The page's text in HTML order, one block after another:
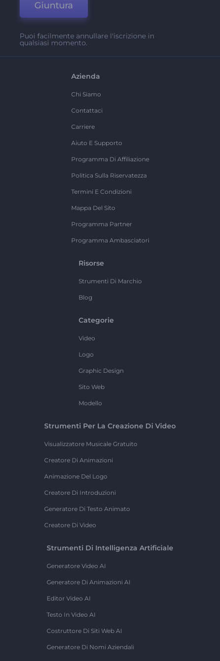
Giuntura
Puoi facilmente annullare l'iscrizione in
qualsiasi momento.
Azienda
Chi Siamo
Contattaci
Carriere
Aiuto E Supporto
Programma Di Affiliazione
Politica Sulla Riservatezza
Termini E Condizioni
Mappa Del Sito
Programma Partner
Programma Ambasciatori
Risorse
Strumenti Di Marchio
Blog
Categorie
Video
Logo
Graphic Design
Sito Web
Modello
Strumenti Per La Creazione Di Video
Visualizzatore Musicale Gratuito
Creatore Di Animazioni
Animazione Del Logo
Creatore Di Introduzioni
Generatore Di Testo Animato
Creatore Di Video
Strumenti Di Intelligenza Artificiale
Generatore Video AI
Generatore Di Animazioni AI
Editor Video AI
Testo In Video AI
Costruttore Di Siti Web AI
Generatore Di Nomi Aziendali